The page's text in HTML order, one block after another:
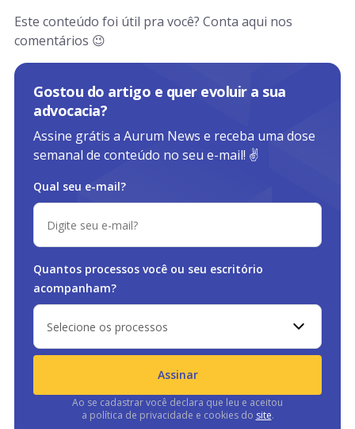
Este conteúdo foi útil pra você? Conta aqui nos
comentários 😉
Gostou do artigo e quer evoluir a sua
advocacia?
Assine grátis a Aurum News e receba uma dose
semanal de conteúdo no seu e-mail! ✌️
Qual seu e-mail?
Quantos processos você ou seu escritório
acompanham?
Selecione os processos
Assinar
Ao se cadastrar você declara que leu e aceitou
a política de privacidade e cookies do site.